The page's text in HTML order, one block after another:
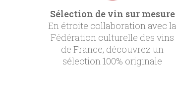
Sélection de vin sur mesure
En étroite collaboration avec la
Fédération culturelle des vins
de France, découvrez un
sélection 100% originale